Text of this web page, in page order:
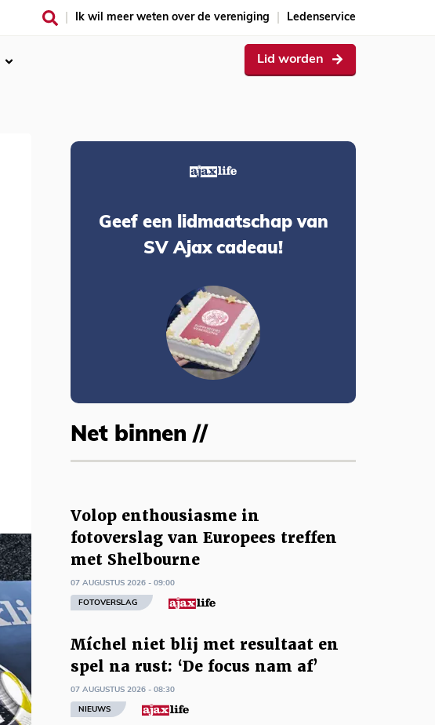
Ik wil meer weten over de vereniging Ledenservice
Lid worden
Geef een lidmaatschap van
SV Ajax cadeau!
Net binnen //
Volop enthousiasme in
fotoverslag van Europees treffen
met Shelbourne
07 AUGUSTUS 2026 - 09:00
FOTOVERSLAG
Míchel niet blij met resultaat en
spel na rust: ‘De focus nam af’
07 AUGUSTUS 2026 - 08:30
NIEUWS